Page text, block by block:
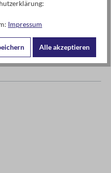
unter 3 Jahren.
Kleinteile!
Impressum
Alle akzeptieren